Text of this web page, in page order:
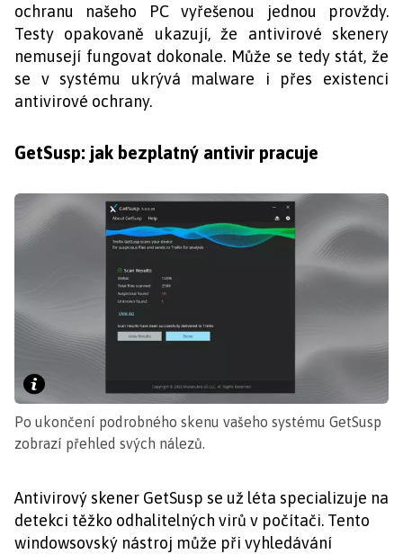
ochranu našeho PC vyřešenou jednou provždy.
Testy opakovaně ukazují, že antivirové skenery
nemusejí fungovat dokonale. Může se tedy stát, že
se v systému ukrývá malware i přes existenci
antivirové ochrany.
GetSusp: jak bezplatný antivir pracuje
Po ukončení podrobného skenu vašeho systému GetSusp
zobrazí přehled svých nálezů.
Antivirový skener GetSusp se už léta specializuje na
detekci těžko odhalitelných virů v počítači. Tento
windowsovský nástroj může při vyhledávání